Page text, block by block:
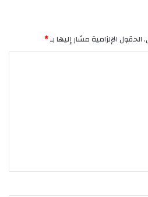
الحقول الإلزامية مشار إليها بـ*